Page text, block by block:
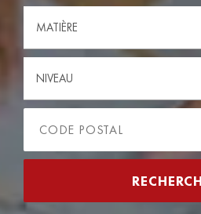
MATIÈRE
NIVEAU